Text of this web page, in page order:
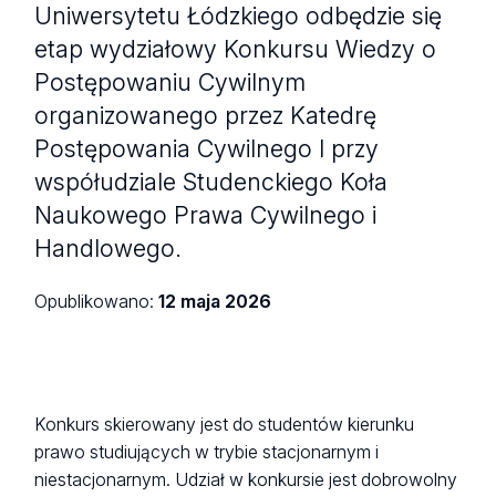
Uniwersytetu Łódzkiego odbędzie się
etap wydziałowy Konkursu Wiedzy o
Postępowaniu Cywilnym
organizowanego przez Katedrę
Postępowania Cywilnego I przy
współudziale Studenckiego Koła
Naukowego Prawa Cywilnego i
Handlowego.
Opublikowano:12 maja 2026
Konkurs skierowany jest do studentów kierunku
prawo studiujących w trybie stacjonarnym i
niestacjonarnym. Udział w konkursie jest dobrowolny